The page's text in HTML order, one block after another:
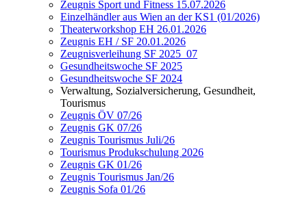
Zeugnis Sport und Fitness 15.07.2026
Einzelhändler aus Wien an der KS1 (01/2026)
Theaterworkshop EH 26.01.2026
Zeugnis EH / SF 20.01.2026
Zeugnisverleihung SF 2025_07
Gesundheitswoche SF 2025
Gesundheitswoche SF 2024
Verwaltung, Sozialversicherung, Gesundheit,
Tourismus
Zeugnis ÖV 07/26
Zeugnis GK 07/26
Zeugnis Tourismus Juli/26
Tourismus Produkschulung 2026
Zeugnis GK 01/26
Zeugnis Tourismus Jan/26
Zeugnis Sofa 01/26